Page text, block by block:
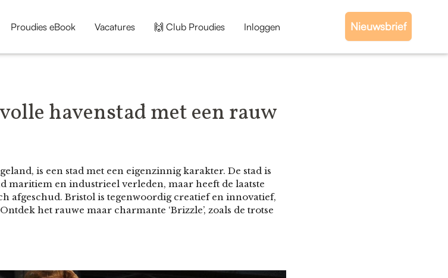
Proudies eBook Vacatures 🙌 Club Proudies Inloggen Nieuwsbrief
havenstad met een rauw
is een stad met een eigenzinnig karakter. De stad is
maritiem en industrieel verleden, maar heeft de laatste
afgeschud. Bristol is tegenwoordig creatief en innovatief,
het rauwe maar charmante ‘Brizzle’, zoals de trotse